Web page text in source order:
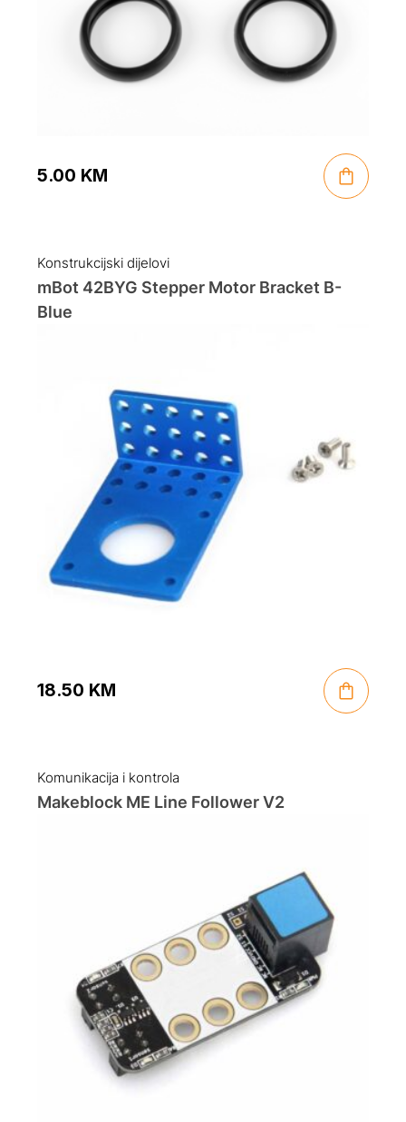
5.00 KM
Konstrukcijski dijelovi
mBot 42BYG Stepper Motor Bracket B-
Blue
18.50 KM
Komunikacija i kontrola
Makeblock ME Line Follower V2